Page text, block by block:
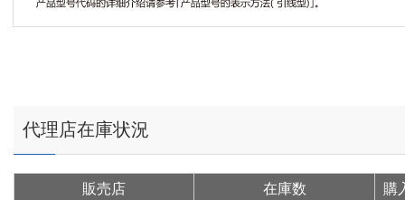
代理店在庫状況
販売店 在庫数
購